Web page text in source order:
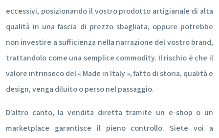
eccessivi, posizionando il vostro prodotto artigianale di alta
qualità in una fascia di prezzo sbagliata, oppure potrebbe
non investire a sufficienza nella narrazione del vostro brand,
trattandolo come una semplice commodity. Il rischio è che il
valore intrinseco del « Made in Italy », fatto di storia, qualità e
design, venga diluito o perso nel passaggio.
D’altro canto, la vendita diretta tramite un e-shop o un
marketplace garantisce il pieno controllo. Siete voi a